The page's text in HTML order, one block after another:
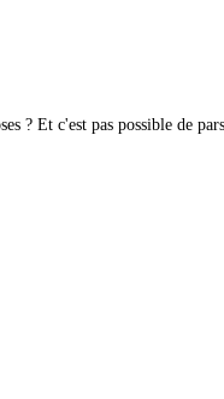
? Et c'est pas possible de